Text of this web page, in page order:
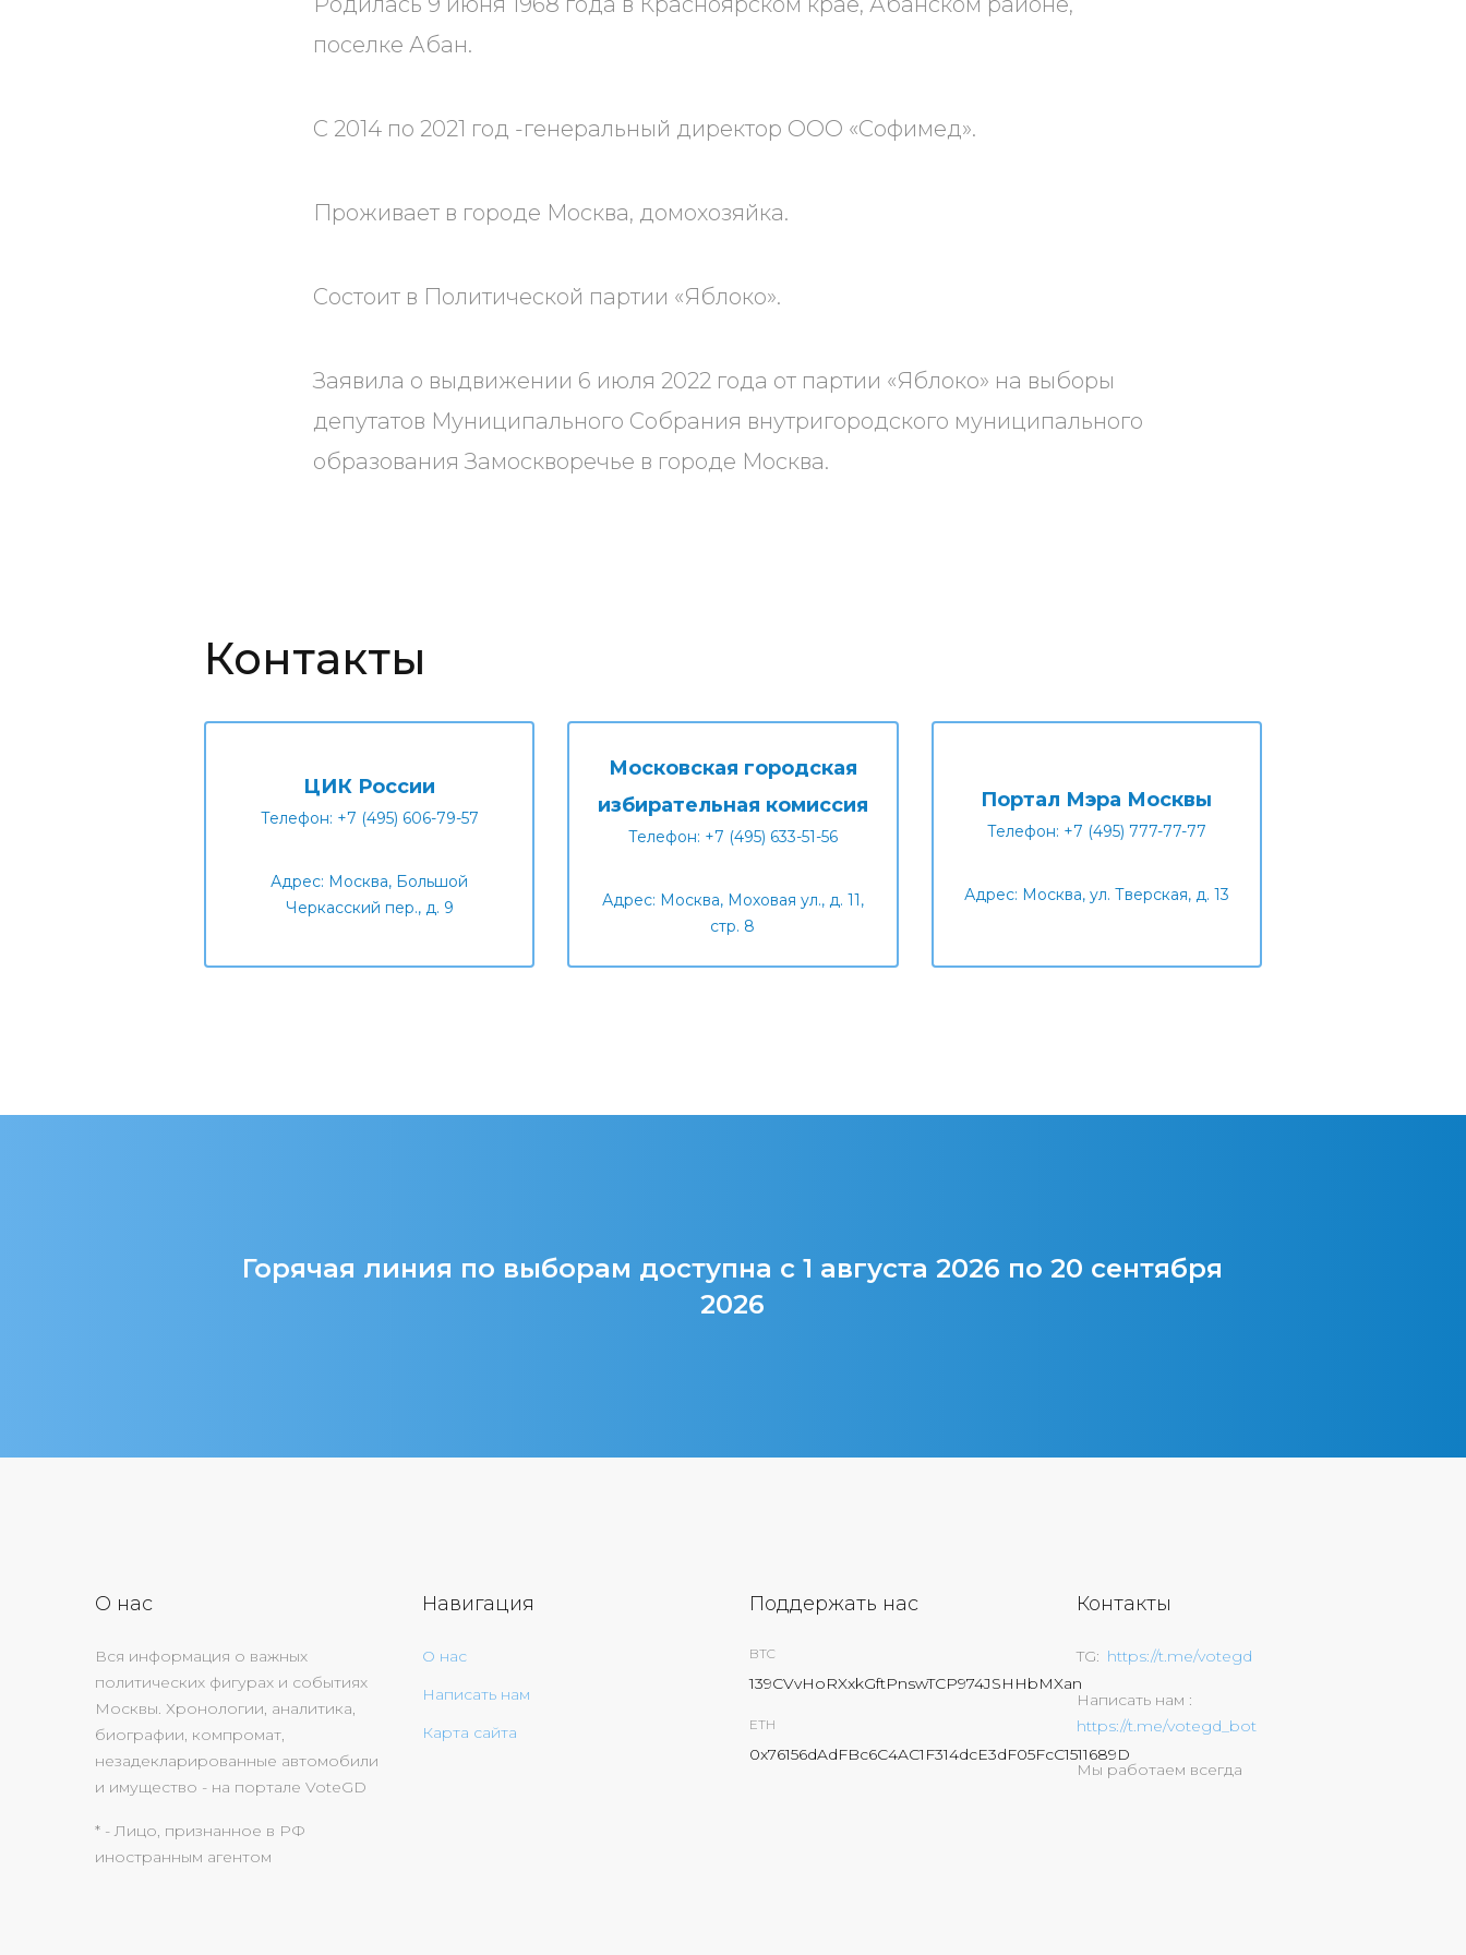
поселке Абан.
С 2014 по 2021 год -генеральный директор ООО «Софимед».
Проживает в городе Москва, домохозяйка.
Состоит в Политической партии «Яблоко».
Заявила о выдвижении 6 июля 2022 года от партии «Яблоко» на выборы
депутатов Муниципального Собрания внутригородского муниципального
образования Замоскворечье в городе Москва.
Контакты
ЦИК России
Телефон: +7 (495) 606-79-57
Адрес: Москва, Большой
Черкасский пер., д. 9
Московская городская
избирательная комиссия
Телефон: +7 (495) 633-51-56
Адрес: Москва, Моховая ул., д. 11,
стр. 8
Портал Мэра Москвы
Телефон: +7 (495) 777-77-77
Адрес: Москва, ул. Тверская, д. 13
Горячая линия по выборам доступна с 1 августа 2026 по 20 сентября
2026
О нас
Вся информация о важных
политических фигурах и событиях
Москвы. Хронологии, аналитика,
биографии, компромат,
незадекларированные автомобили
и имущество - на портале VoteGD
* - Лицо, признанное в РФ
иностранным агентом
Навигация
О нас
Написать нам
Карта сайта
Поддержать нас
BTC
139CVvHoRXxkGftPnswTCP974JSHHbMXan
ETH
0x76156dAdFBc6C4AC1F314dcE3dF05FcC1511689D
Контакты
TG https://t.me/votegd
Написать нам
https://t.me/votegd_bot
Мы работаем всегда